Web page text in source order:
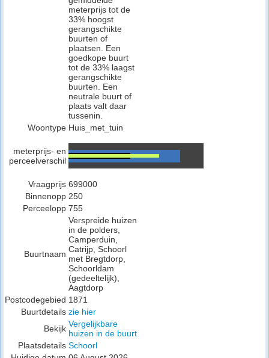
meterprijs tot de
33% hoogst
gerangschikte
buurten of
plaatsen. Een
goedkope buurt
tot de 33% laagst
gerangschikte
buurten. Een
neutrale buurt of
plaats valt daar
tussenin.
Woontype Huis_met_tuin
meterprijs- en
perceelverschil
Vraagprijs 699000
Binnenopp 250
Perceelopp 755
Buurtnaam
Verspreide huizen
in de polders,
Camperduin,
Catrijp, Schoorl
met Bregtdorp,
Schoorldam
(gedeeltelijk),
Aagtdorp
Postcodegebied 1871
Buurtdetails zie hier
Bekijk Vergelijkbare
huizen in de buurt
Plaatsdetails Schoorl